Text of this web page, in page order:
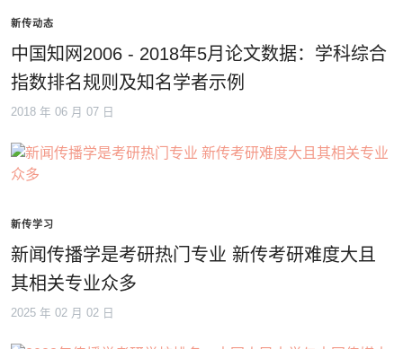
新传动态
中国知网2006 - 2018年5月论文数据：学科综合
指数排名规则及知名学者示例
2018 年 06 月 07 日
新传学习
新闻传播学是考研热门专业 新传考研难度大且
其相关专业众多
2025 年 02 月 02 日